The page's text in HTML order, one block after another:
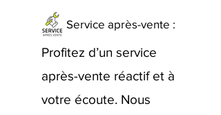
Service après-vente :
Profitez d’un service
après-vente réactif et à
votre écoute. Nous